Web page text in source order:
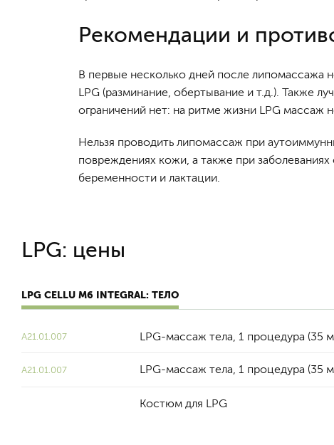
Рекомендации и
В первые несколько дней после липомассажа
LPG (разминание, обертывание и т.д.). Также
ограничений нет: на ритме жизни LPG массаж
Нельзя проводить липомассаж при
повреждениях кожи, а также при
беременности и лактации.
LPG: цены
LPG CELLU M6 INTEGRAL: ТЕЛО
A21.01.007 LPG-массаж тела, 1 процедура (35
A21.01.007 LPG-массаж тела, 1 процедура (35
Костюм для LPG